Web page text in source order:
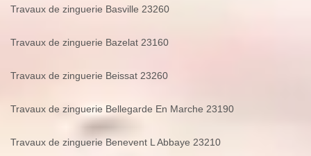
Travaux de zinguerie Basville 23260
Travaux de zinguerie Bazelat 23160
Travaux de zinguerie Beissat 23260
Travaux de zinguerie Bellegarde En Marche 23190
Travaux de zinguerie Benevent L Abbaye 23210